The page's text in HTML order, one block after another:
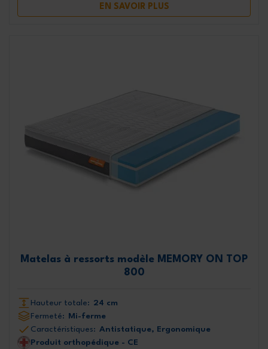
EN SAVOIR PLUS
Matelas à ressorts modèle MEMORY ON TOP
800
Hauteur totale: 24 cm
Fermeté: Mi-ferme
Caractéristiques: Antistatique, Ergonomique
Produit orthopédique - CE